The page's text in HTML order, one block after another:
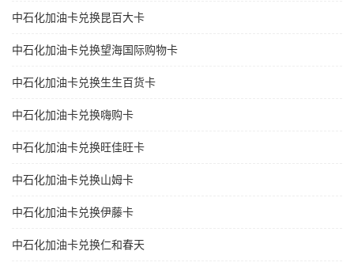
中石化加油卡兑换昆百大卡
中石化加油卡兑换望海国际购物卡
中石化加油卡兑换生生百货卡
中石化加油卡兑换嗨购卡
中石化加油卡兑换旺佳旺卡
中石化加油卡兑换山姆卡
中石化加油卡兑换伊藤卡
中石化加油卡兑换仁和春天